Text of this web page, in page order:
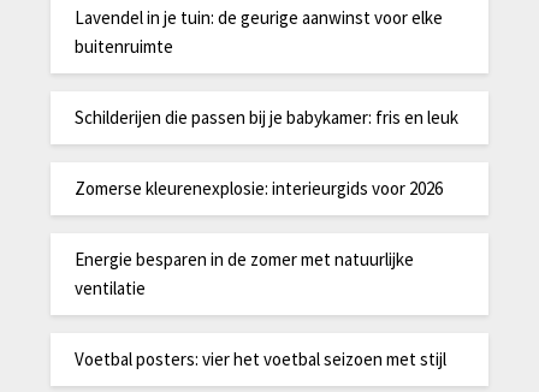
Lavendel in je tuin: de geurige aanwinst voor elke
buitenruimte
Schilderijen die passen bij je babykamer: fris en leuk
Zomerse kleurenexplosie: interieurgids voor 2026
Energie besparen in de zomer met natuurlijke
ventilatie
Voetbal posters: vier het voetbal seizoen met stijl